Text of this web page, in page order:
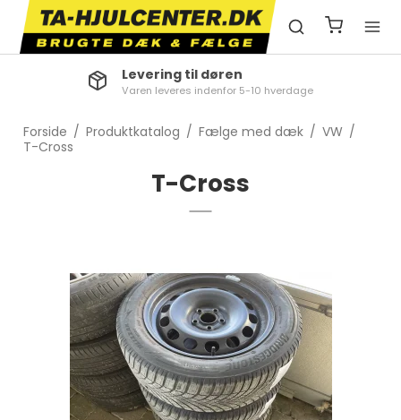
Levering til døren
Varen leveres indenfor 5-10 hverdage
Forside / Produktkatalog / Fælge med dæk / VW /
T-Cross
T-Cross